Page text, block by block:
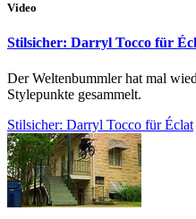
Video
Stilsicher: Darryl Tocco für
Der Weltenbummler hat mal
Stylepunkte gesammelt.
Stilsicher: Darryl Tocco für Éclat